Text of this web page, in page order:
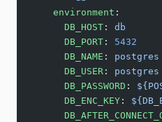
    environment
:
      DB_HOST
: db
      DB_PORT
: 5432
      DB_NAME
: postgres
      DB_USER
: postgres
      DB_PASSWORD
:
      DB_ENC_KEY
: